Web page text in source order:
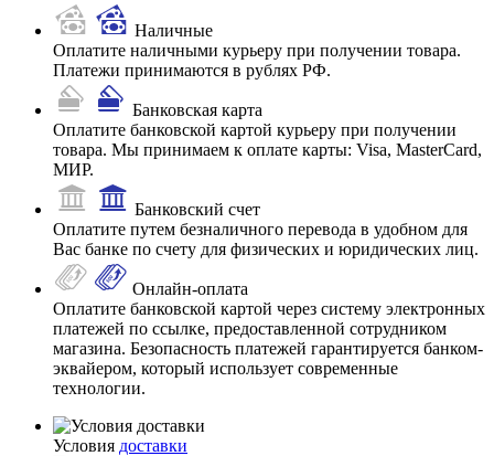
Наличные
Оплатите наличными курьеру при получении товара.
Платежи принимаются в рублях РФ.
Банковская карта
Оплатите банковской картой курьеру при получении
товара. Мы принимаем к оплате карты: Visa, MasterCard,
МИР.
Банковский счет
Оплатите путем безналичного перевода в удобном для
Вас банке по счету для физических и юридических лиц.
Онлайн-оплата
Оплатите банковской картой через систему электронных
платежей по ссылке, предоставленной сотрудником
магазина. Безопасность платежей гарантируется банком-
эквайером, который использует современные
технологии.
Условия доставки